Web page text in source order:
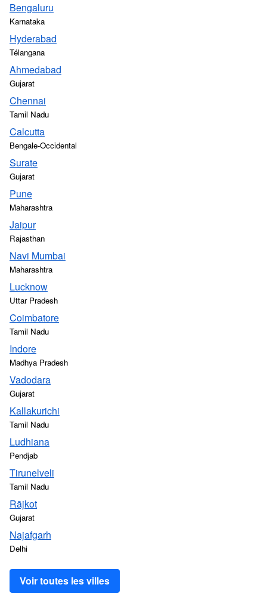
Bengaluru
Karnataka
Hyderabad
Télangana
Ahmedabad
Gujarat
Chennai
Tamil Nadu
Calcutta
Bengale-Occidental
Surate
Gujarat
Pune
Maharashtra
Jaipur
Rajasthan
Navi Mumbai
Maharashtra
Lucknow
Uttar Pradesh
Coimbatore
Tamil Nadu
Indore
Madhya Pradesh
Vadodara
Gujarat
Kallakurichi
Tamil Nadu
Ludhiana
Pendjab
Tirunelveli
Tamil Nadu
Rājkot
Gujarat
Najafgarh
Delhi
Voir toutes les villes